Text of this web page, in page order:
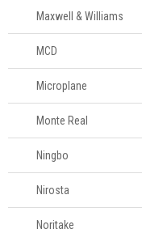
Decoração
Login
Criar conta
Pesquisar Lista
61
996581061
Maxwell & Williams
MCD
Microplane
Monte Real
Ningbo
Nirosta
Noritake